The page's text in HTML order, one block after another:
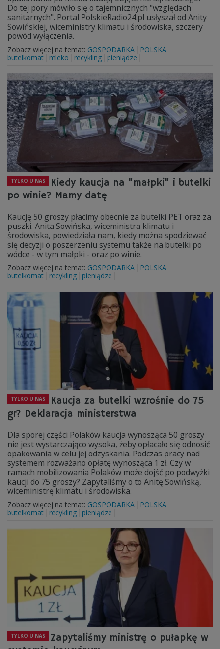
Do tej pory mówiło się o tajemnicznych "względach
sanitarnych". Portal PolskieRadio24.pl usłyszał od Anity
Sowińskiej, wiceministry klimatu i środowiska, szczery
powód wyłączenia.
Zobacz więcej na temat: GOSPODARKA
POLSKA
butelkomat
mleko recykling pieniądze
TYLKO U NAS
Kiedy kaucja na "małpki" i butelki
po winie? Mamy datę
Kaucję 50 groszy płacimy obecnie za butelki PET oraz za
puszki. Anita Sowińska, wiceministra klimatu i
środowiska, powiedziała nam, kiedy można spodziewać
się decyzji o poszerzeniu systemu także na butelki po
wódce - w tym małpki - oraz po winie.
Zobacz więcej na temat: GOSPODARKA
POLSKA
butelkomat
recykling pieniądze
TYLKO U NAS
Kaucja za butelki wzrośnie do 75
gr? Deklaracja ministerstwa
Dla sporej części Polaków kaucja wynosząca 50 groszy
nie jest wystarczająco wysoka, żeby opłacało się odnosić
opakowania w celu jej odzyskania. Podczas pracy nad
systemem rozważano opłatę wynosząca 1 zł. Czy w
ramach mobilizowania Polaków może dojść po podwyżki
kaucji do 75 groszy? Zapytaliśmy o to Anitę Sowińską,
wiceministrę klimatu i środowiska.
Zobacz więcej na temat: GOSPODARKA
POLSKA
butelkomat
recykling pieniądze
TYLKO U NAS
Zapytaliśmy ministrę o pułapkę w